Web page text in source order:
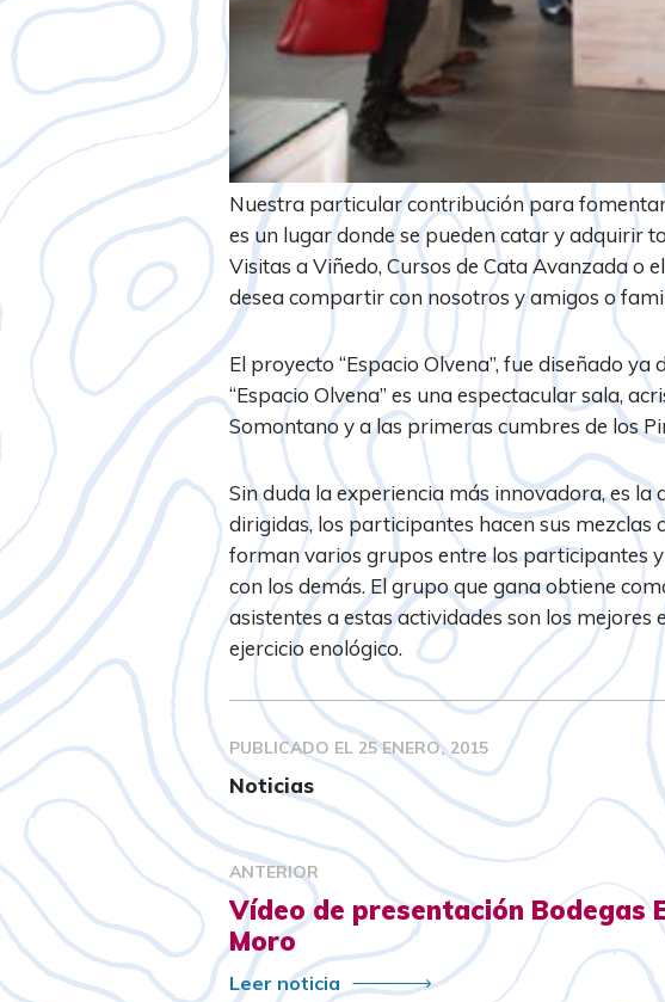
Nuestra particular contribución para fomentar
es un lugar donde se pueden catar y adquirir
Visitas a Viñedo, Cursos de Cata Avanzada o
desea compartir con nosotros y amigos o
El proyecto “Espacio Olvena”, fue diseñado
“Espacio Olvena” es una espectacular sala,
Somontano y a las primeras cumbres de los
Sin duda la experiencia más innovadora, es la
dirigidas, los participantes hacen sus mezclas
forman varios grupos entre los participantes y
con los demás. El grupo que gana obtiene
asistentes a estas actividades son los mejores
ejercicio enológico.
PUBLICADO EL 25 ENERO, 2015
Noticias
ANTERIOR
Vídeo de presentación Bodegas
Moro
Leer noticia